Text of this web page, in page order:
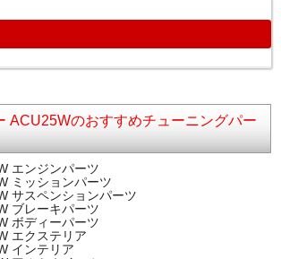
ACU25Wのおすすめチューニングパー
エンジンパーツ
ミッションパーツ
サスペンションパーツ
ブレーキパーツ
ボディーパーツ
エクステリア
インテリア